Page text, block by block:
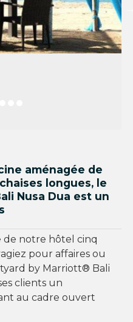
aménagée de
longues, le
Nusa Dua est un
de notre hôtel cinq
pour affaires ou
by Marriott® Bali
clients un
au cadre ouvert